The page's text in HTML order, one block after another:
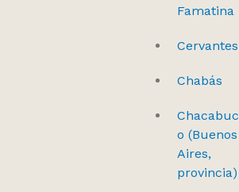
Famatina
Cervantes
Chabás
Chacabuc
o (Buenos
Aires,
provincia)